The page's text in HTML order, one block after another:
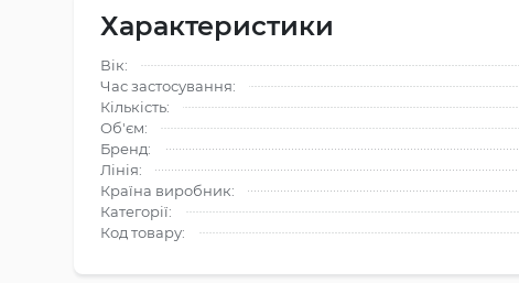
Характеристики
Вік:
Час застосування:
Кількість:
Об'єм:
Бренд:
Лінія:
Країна виробник:
Категорії:
Код товару: